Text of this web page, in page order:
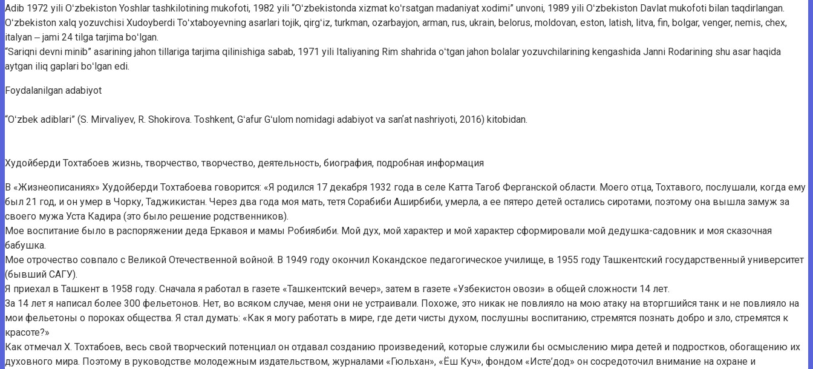
Adib 1972 yili Oʻzbekiston Yoshlar tashkilotining mukofoti, 1982 yili “Oʻzbekistonda xizmat koʻrsatgan madaniyat xodimi” unvoni, 1989 yili Oʻzbekiston Davlat mukofoti bilan taqdirlangan.
Oʻzbekiston xalq yozuvchisi Xudoyberdi Toʻxtaboyevning asarlari tojik, qirgʻiz, turkman, ozarbayjon, arman, rus, ukrain, belorus, moldovan, eston, latish, litva, fin, bolgar, venger, nemis, chex,
italyan ‒ jami 24 tilga tarjima boʻlgan.
“Sariqni devni minib” asarining jahon tillariga tarjima qilinishiga sabab, 1971 yili Italiyaning Rim shahrida oʻtgan jahon bolalar yozuvchilarining kengashida Janni Rodarining shu asar haqida
aytgan iliq gaplari boʻlgan edi.
Foydalanilgan adabiyot
“Oʻzbek adiblari” (S. Mirvaliyev, R. Shokirova. Toshkent, Gʻafur Gʻulom nomidagi adabiyot va sanʼat nashriyoti, 2016) kitobidan.
Худойберди Тохтабоев жизнь, творчество, творчество, деятельность, биография, подробная информация
В «Жизнеописаниях» Худойберди Тохтабоева говорится: «Я родился 17 декабря 1932 года в селе Катта Тагоб Ферганской области. Моего отца, Тохтавого, послушали, когда ему
был 21 год, и он умер в Чорку, Таджикистан. Через два года моя мать, тетя Сорабиби Аширбиби, умерла, а ее пятеро детей остались сиротами, поэтому она вышла замуж за
своего мужа Уста Кадира (это было решение родственников).
Мое воспитание было в распоряжении деда Еркавоя и мамы Робиябиби. Мой дух, мой характер и мой характер сформировали мой дедушка-садовник и моя сказочная
бабушка.
Мое отрочество совпало с Великой Отечественной войной. В 1949 году окончил Кокандское педагогическое училище, в 1955 году Ташкентский государственный университет
(бывший САГУ).
Я приехал в Ташкент в 1958 году. Сначала я работал в газете «Ташкентский вечер», затем в газете «Узбекистон овози» в общей сложности 14 лет.
За 14 лет я написал более 300 фельетонов. Нет, во всяком случае, меня они не устраивали. Похоже, это никак не повлияло на мою атаку на вторгшийся танк и не повлияло на
мои фельетоны о пороках общества. Я стал думать: «Как я могу работать в мире, где дети чисты духом, послушны воспитанию, стремятся познать добро и зло, стремятся к
красоте?»
Как отмечал Х. Тохтабоев, весь свой творческий потенциал он отдавал созданию произведений, которые служили бы осмыслению мира детей и подростков, обогащению их
духовного мира. Поэтому в руководстве молодежным издательством, журналами «Гюльхан», «Ёш Куч», фондом «Исте’дод» он сосредоточил внимание на охране и